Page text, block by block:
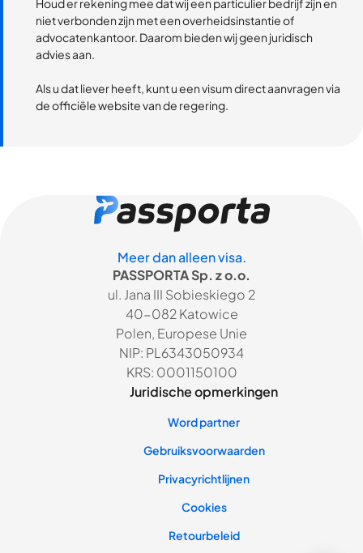
Houd er rekening mee dat wij een particulier bedrijf zijn en
niet verbonden zijn met een overheidsinstantie of
advocatenkantoor. Daarom bieden wij geen juridisch
advies aan.
Als u dat liever heeft, kunt u een visum direct aanvragen via
de officiële website van de regering.
Meer dan alleen visa.
PASSPORTA Sp. z o.o.
ul. Jana III Sobieskiego 2
40-082 Katowice
Polen, Europese Unie
NIP: PL6343050934
KRS: 0001150100
Juridische opmerkingen
Word partner
Gebruiksvoorwaarden
Privacyrichtlijnen
Cookies
Retourbeleid